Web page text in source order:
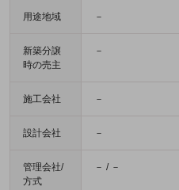
用途地域 －
新築分譲
時の売主
－
施工会社 －
設計会社 －
管理会社/
方式
－ / －